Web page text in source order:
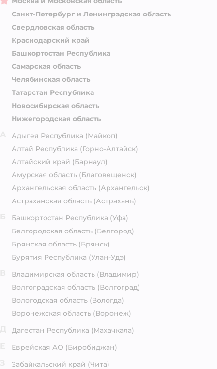
Санкт-Петербург и Ленинградская область
Свердловская область
Краснодарский край
Башкортостан Республика
Самарская область
Челябинская область
Татарстан Республика
Новосибирская область
Нижегородская область
Адыгея Республика (Майкоп)
Алтай Республика (Горно-Алтайск)
Алтайский край (Барнаул)
Амурская область (Благовещенск)
Архангельская область (Архангельск)
Астраханская область (Астрахань)
Башкортостан Республика (Уфа)
Белгородская область (Белгород)
Брянская область (Брянск)
Бурятия Республика (Улан-Удэ)
Владимирская область (Владимир)
Волгоградская область (Волгоград)
Вологодская область (Вологда)
Воронежская область (Воронеж)
Дагестан Республика (Махачкала)
Еврейская АО (Биробиджан)
Забайкальский край (Чита)